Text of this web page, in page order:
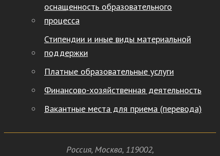
оснащенность образовательного
процесса
Стипендии и иные виды материальной
поддержки
Платные образовательные услуги
Финансово-хозяйственная деятельность
Вакантные места для приема (перевода)
Россия, Москва, 119002,